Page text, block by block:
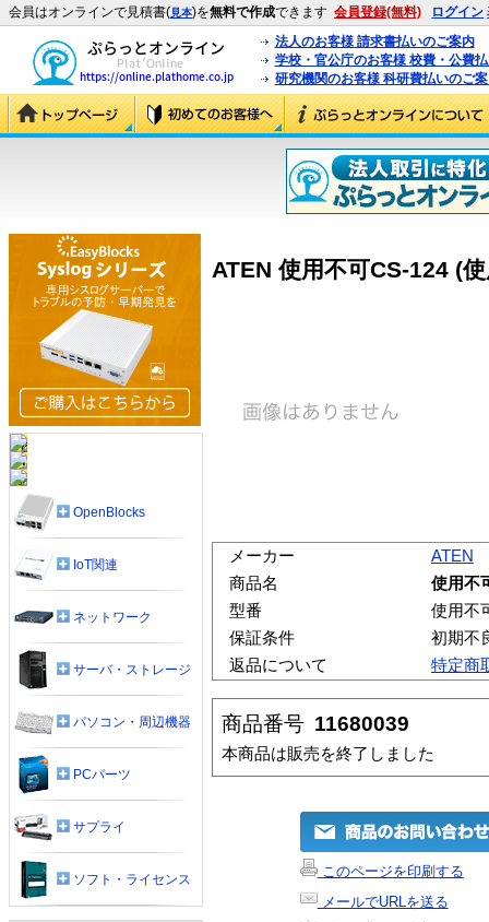
会員はオンラインで見積書(見本)を無料で作成できます 会員登録(無料) ログイン
法人のお客様 請求書払いのご案内
学校・官公庁のお客様 校費・公費
研究機関のお客様 科研費払いのご
ATEN 使用不可CS-124 (
メーカー
ATEN
商品名
使用不
型番
使用不
保証条件
初期不
返品について
特定商
商品番号 11680039
本商品は販売を終了しました
このページを印刷する
メールでURLを送る
OpenBlocks
IoT関連
ネットワーク
サーバ・ストレージ
パソコン・周辺機器
PCパーツ
サプライ
ソフト・ライセンス